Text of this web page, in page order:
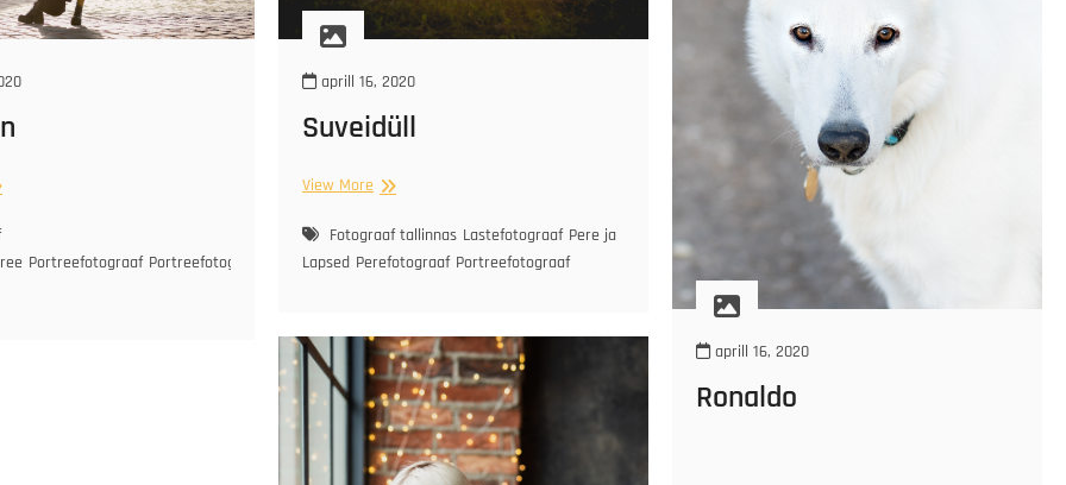
Portreefotograaf Portreefotograaf
aprill 16, 2020
Suveidüll
View More Suveidüll
Fotograaf tallinnas Lastefotograaf Pere ja
Lapsed Perefotograaf Portreefotograaf
aprill 16, 2020
Ronaldo